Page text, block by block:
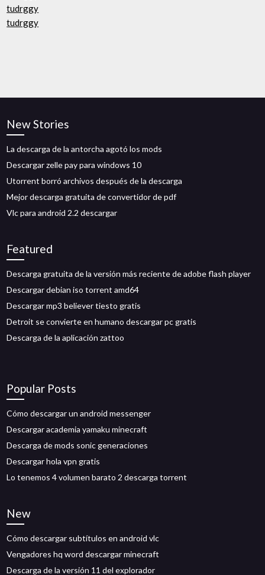
tudrggy
tudrggy
New Stories
La descarga de la antorcha agotó los mods
Descargar zelle pay para windows 10
Utorrent borró archivos después de la descarga
Mejor descarga gratuita de convertidor de pdf
Vlc para android 2.2 descargar
Featured
Descarga gratuita de la versión más reciente de adobe flash player
Descargar debian iso torrent amd64
Descargar mp3 believer tiesto gratis
Detroit se convierte en humano descargar pc gratis
Descarga de la aplicación zattoo
Popular Posts
Cómo descargar un android messenger
Descargar academia yamaku minecraft
Descarga de mods sonic generaciones
Descargar hola vpn gratis
Lo tenemos 4 volumen barato 2 descarga torrent
New
Cómo descargar subtítulos en android vlc
Vengadores hq word descargar minecraft
Descarga de la versión 11 del explorador